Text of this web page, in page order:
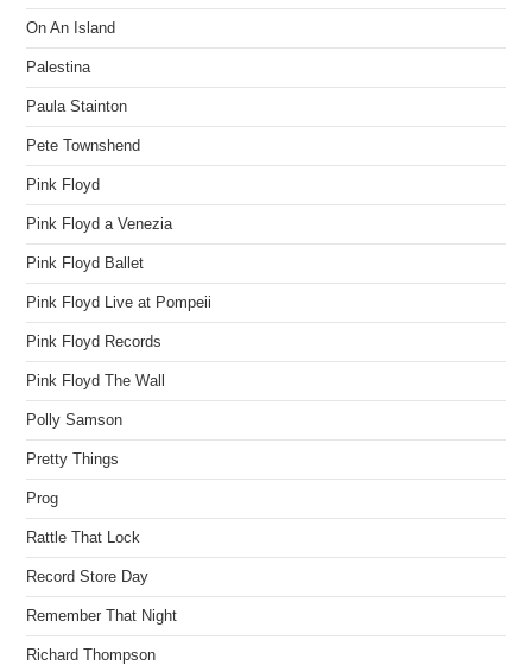
On An Island
Palestina
Paula Stainton
Pete Townshend
Pink Floyd
Pink Floyd a Venezia
Pink Floyd Ballet
Pink Floyd Live at Pompeii
Pink Floyd Records
Pink Floyd The Wall
Polly Samson
Pretty Things
Prog
Rattle That Lock
Record Store Day
Remember That Night
Richard Thompson